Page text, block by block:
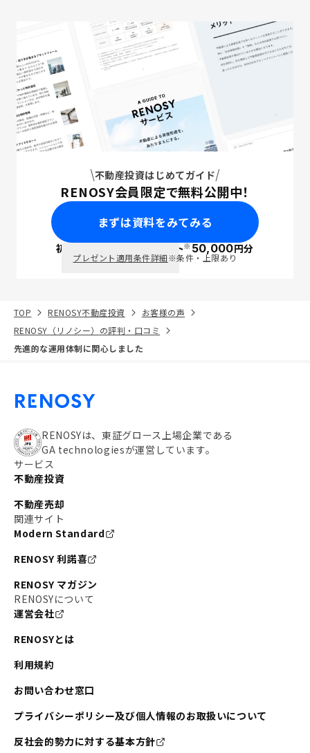
不動産投資はじめてガイド
RENOSY会員限定で無料公開中！
まずは資料をみてみる
初回面談で ポイント※50,000円分
プレゼント適用条件詳細※条件・上限あり
TOP RENOSY不動産投資
お客様の声
RENOSY（リノシー）の評判・口コミ
先進的な運用体制に関心しました
RENOSYは、東証グロース上場企業である
GA technologiesが運営しています。
サービス
不動産投資
不動産売却
関連サイト
Modern Standard
RENOSY 利諾喜
RENOSY マガジン
RENOSYについて
運営会社
RENOSYとは
利用規約
お問い合わせ窓口
プライバシーポリシー及び個人情報のお取扱いについて
反社会的勢力に対する基本方針